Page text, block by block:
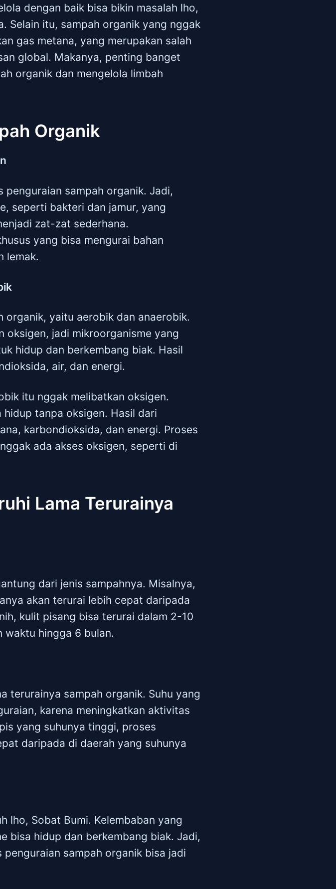
dengan baik bisa bikin masalah lho,
Selain itu, sampah organik yang nggak
gas metana, yang merupakan salah
global. Makanya, penting banget
organik dan mengelola limbah
Organik
sampah organik. Jadi,
seperti bakteri dan jamur, yang
zat-zat sederhana.
yang bisa mengurai bahan
lemak.
organik, yaitu aerobik dan anaerobik.
oksigen, jadi mikroorganisme yang
hidup dan berkembang biak. Hasil
air, dan energi.
itu nggak melibatkan oksigen.
tanpa oksigen. Hasil dari
karbondioksida, dan energi. Proses
ada akses oksigen, seperti di
Lama Terurainya
dari jenis sampahnya. Misalnya,
akan terurai lebih cepat daripada
kulit pisang bisa terurai dalam 2-10
waktu hingga 6 bulan.
terurainya sampah organik. Suhu yang
karena meningkatkan aktivitas
yang suhunya tinggi, proses
daripada di daerah yang suhunya
lho, Sobat Bumi. Kelembaban yang
bisa hidup dan berkembang biak. Jadi,
sampah organik bisa jadi